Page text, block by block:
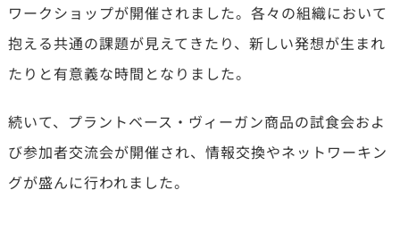
ワークショップが開催されました。各々の組織において
抱える共通の課題が見えてきたり、新しい発想が生まれ
たりと有意義な時間となりました。
続いて、プラントベース・ヴィーガン商品の試食会およ
び参加者交流会が開催され、情報交換やネットワーキン
グが盛んに行われました。